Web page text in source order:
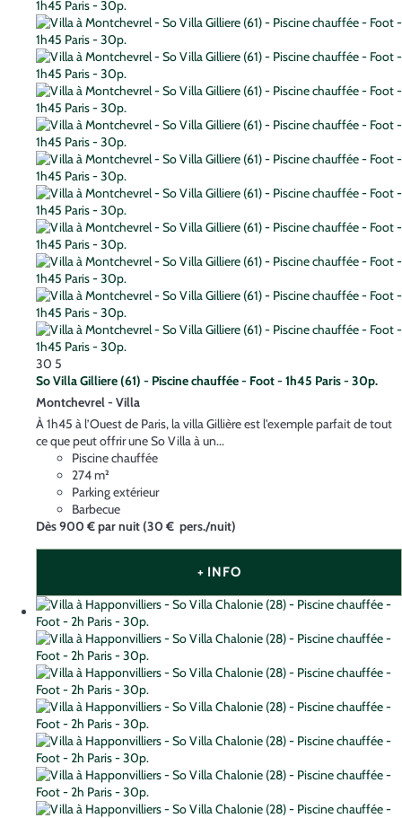
30 5
So Villa Gilliere (61) - Piscine chauffée - Foot - 1h45 Paris - 30p.
Montchevrel - Villa
À 1h45 à l’Ouest de Paris, la villa Gillière est l'exemple parfait de tout
ce que peut offrir une So Villa à un...
Piscine chauffée
274 m²
Parking extérieur
Barbecue
Dès900 €par nuit(30 € pers./nuit)
+ INFO